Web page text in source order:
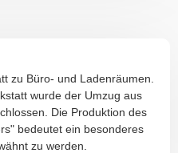
zu Büro- und Ladenräumen.
wurde der Umzug aus
Die Produktion des
bedeutet ein besonderes
zu werden.